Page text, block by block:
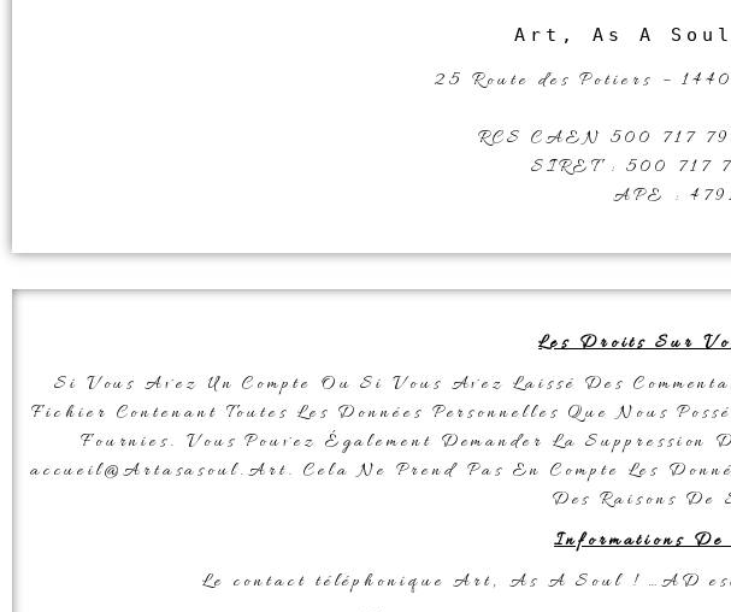
Art, As A
25 Route des Potiers –
RCS CAEN 500 717
SIRET : 500 717
APE :
Les Droits Sur
Si Vous Avez Un Compte Ou Si Vous Avez Laissé Des
Fichier Contenant Toutes Les Données Personnelles Que Nous
Fournies. Vous Pouvez Également Demander La
accueil@Artasasoul.Art. Cela Ne Prend Pas En Compte Les
Des Raisons De
Informations De
Le contact téléphonique Art, As A Soul ! …AD